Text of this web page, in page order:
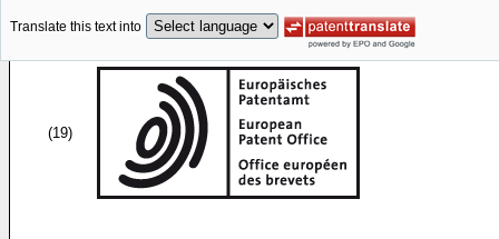
Translate this text into
(19)